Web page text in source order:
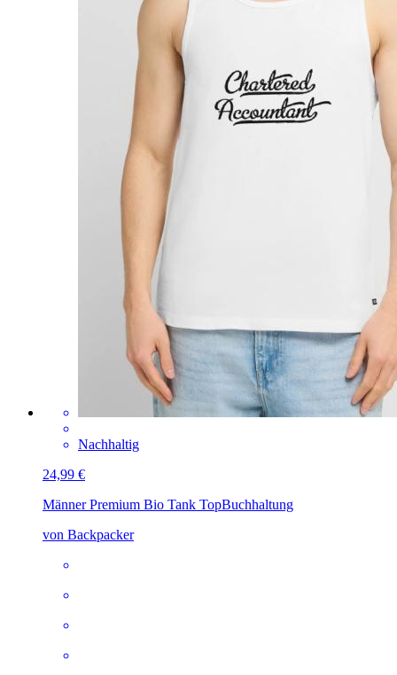
Nachhaltig
24,99 €
Männer Premium Bio Tank TopBuchhaltung
von Backpacker